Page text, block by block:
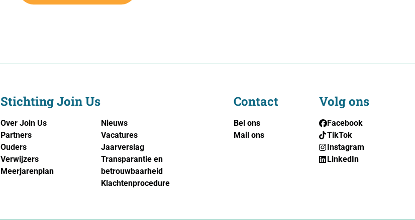
Stichting Join Us
Over Join Us
Partners
Ouders
Verwijzers
Meerjarenplan
Nieuws
Vacatures
Jaarverslag
Transparantie en
betrouwbaarheid
Klachtenprocedure
Contact
Bel ons
Mail ons
Volg ons
Facebook
TikTok
Instagram
LinkedIn